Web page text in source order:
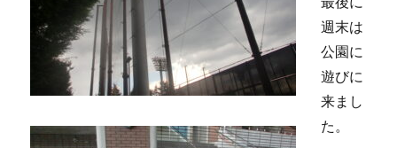
週末は
公園に
遊びに
来まし
た。